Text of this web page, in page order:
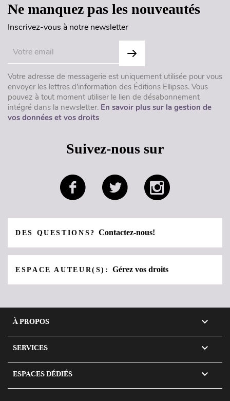
Ne manquez pas les nouveautés
Inscrivez-vous à notre newsletter
Votre adresse de messagerie est uniquement utilisée pour vous
envoyer les lettres d'information des Éditions Ellipses. Vous
pouvez à tout moment utiliser le lien de désabonnement
intégré dans la newsletter. En savoir plus sur la gestion de
vos données et vos droits
Suivez-nous sur
DES QUESTIONS?Contactez-nous!
ESPACE AUTEUR(S):Gérez vos droits
À PROPOS 
SERVICES 
ESPACES DÉDIÉS 